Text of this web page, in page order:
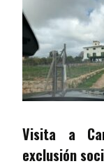
Visita a
exclusión